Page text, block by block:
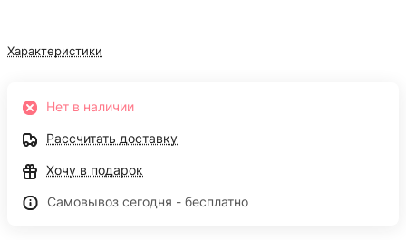
Характеристики
Нет в наличии
Рассчитать доставку
Хочу в подарок
Самовывоз сегодня - бесплатно